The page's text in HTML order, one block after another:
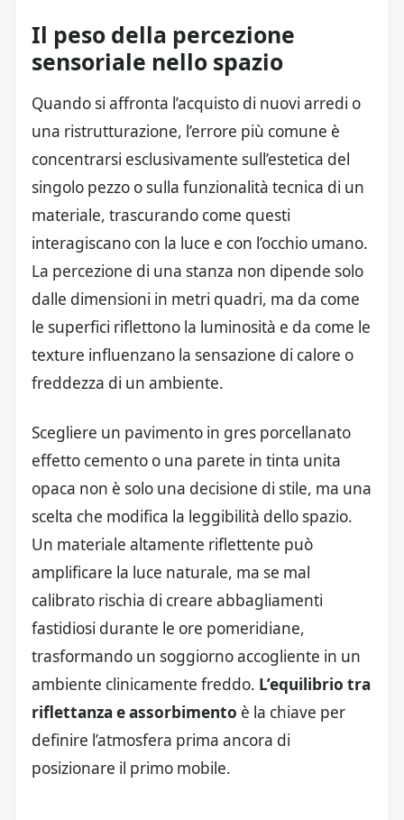
Il peso della percezione
sensoriale nello spazio
Quando si affronta l’acquisto di nuovi arredi o
una ristrutturazione, l’errore più comune è
concentrarsi esclusivamente sull’estetica del
singolo pezzo o sulla funzionalità tecnica di un
materiale, trascurando come questi
interagiscano con la luce e con l’occhio umano.
La percezione di una stanza non dipende solo
dalle dimensioni in metri quadri, ma da come
le superfici riflettono la luminosità e da come le
texture influenzano la sensazione di calore o
freddezza di un ambiente.
Scegliere un pavimento in gres porcellanato
effetto cemento o una parete in tinta unita
opaca non è solo una decisione di stile, ma una
scelta che modifica la leggibilità dello spazio.
Un materiale altamente riflettente può
amplificare la luce naturale, ma se mal
calibrato rischia di creare abbagliamenti
fastidiosi durante le ore pomeridiane,
trasformando un soggiorno accogliente in un
ambiente clinicamente freddo. L’equilibrio tra
riflettanza e assorbimento è la chiave per
definire l’atmosfera prima ancora di
posizionare il primo mobile.